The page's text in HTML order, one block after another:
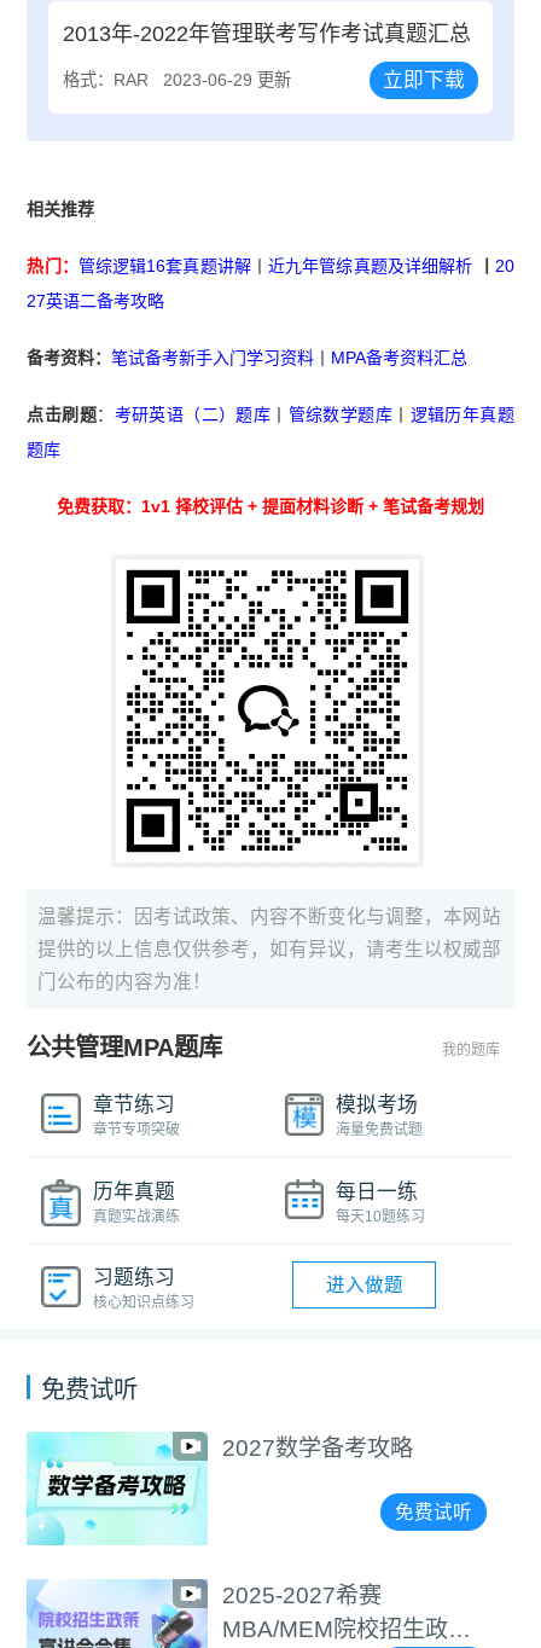
2013年-2022年管理联考写作考试真题汇总
格式：RAR 2023-06-29 更新 立即下载
相关推荐
热门： 管综逻辑16套真题讲解丨近九年管综真题及详细解析
20
27英语二备考攻略
备考资料：笔试备考新手入门学习资料 MPA备考资料汇总
点击刷题： 考研英语（二）题库 管综数学题库
逻辑历年真题
题库
免费获取：1v1 择校评估 + 提面材料诊断 + 笔试备考规划
温馨提示：因考试政策、内容不断变化与调整，本网站
提供的以上信息仅供参考，如有异议，请考生以权威部
门公布的内容为准！
公共管理MPA题库 我的题库
章节练习
章节专项突破
模拟考场
海量免费试题
历年真题
真题实战演练
每日一练
每天10题练习
习题练习
核心知识点练习
进入做题
免费试听
选择＞努力！手把手教您
免费试听
2027逻辑备考攻略